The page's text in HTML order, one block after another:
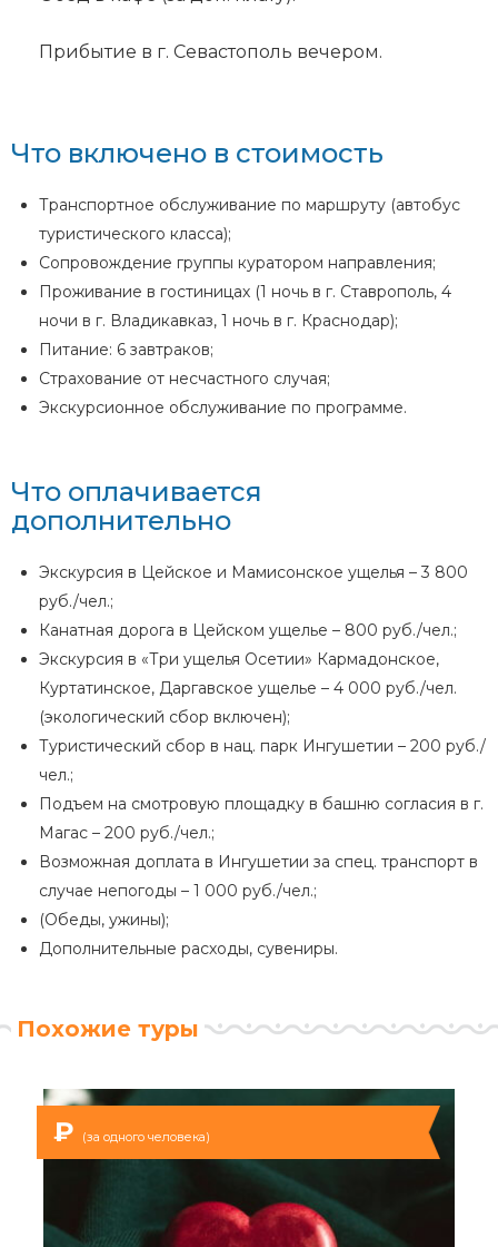
Прибытие в г. Севастополь вечером.
Что включено в стоимость
Транспортное обслуживание по маршруту (автобус
туристического класса);
Сопровождение группы куратором направления;
Проживание в гостиницах (1 ночь в г. Ставрополь, 4
ночи в г. Владикавказ, 1 ночь в г. Краснодар);
Питание: 6 завтраков;
Страхование от несчастного случая;
Экскурсионное обслуживание по программе.
Что оплачивается
дополнительно
Экскурсия в Цейское и Мамисонское ущелья – 3 800
руб./чел.;
Канатная дорога в Цейском ущелье – 800 руб./чел.;
Экскурсия в «Три ущелья Осетии» Кармадонское,
Куртатинское, Даргавское ущелье – 4 000 руб./чел.
(экологический сбор включен);
Туристический сбор в нац. парк Ингушетии – 200 руб./
чел.;
Подъем на смотровую площадку в башню согласия в г.
Магас – 200 руб./чел.;
Возможная доплата в Ингушетии за спец. транспорт в
случае непогоды – 1 000 руб./чел.;
(Обеды, ужины);
Дополнительные расходы, сувениры.
Похожие туры
₽ (за одного человека)